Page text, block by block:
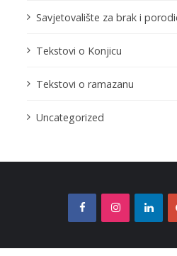
Savjetovalište za brak i
Tekstovi o Konjicu
Tekstovi o ramazanu
Uncategorized